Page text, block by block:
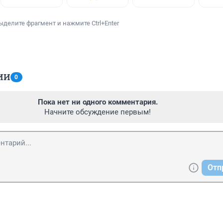
фрагмент и нажмите Ctrl+Enter
0
Пока нет ни одного комментария.
Начните обсуждение первым!